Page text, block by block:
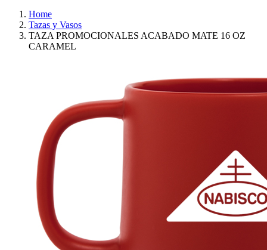
Home
Tazas y Vasos
TAZA PROMOCIONALES ACABADO MATE 16 OZ
CARAMEL